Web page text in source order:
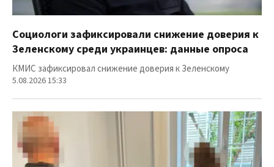
Социологи зафиксировали снижение доверия к
Зеленскому среди украинцев: данные опроса
КМИС зафиксировал снижение доверия к Зеленскому
5.08.2026 15:33